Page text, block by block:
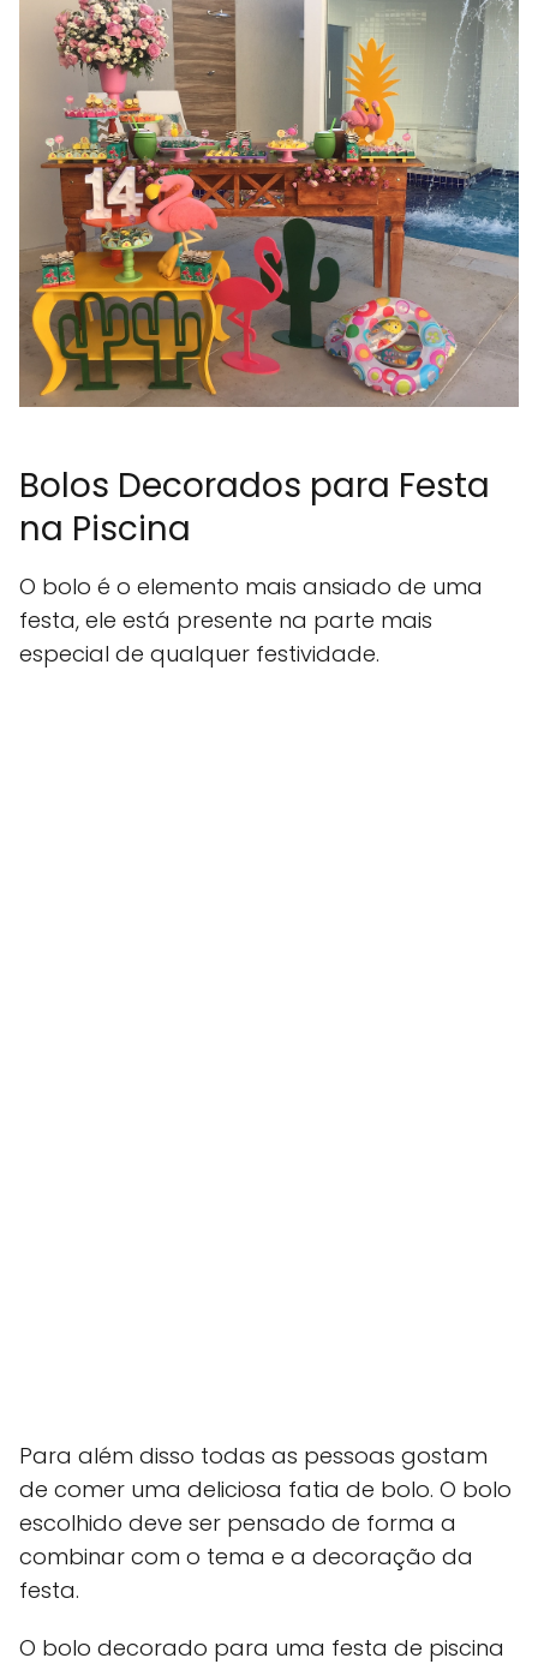
Bolos Decorados para Festa
na Piscina
O bolo é o elemento mais ansiado de uma
festa, ele está presente na parte mais
especial de qualquer festividade.
Para além disso todas as pessoas gostam
de comer uma deliciosa fatia de bolo. O bolo
escolhido deve ser pensado de forma a
combinar com o tema e a decoração da
festa.
O bolo decorado para uma festa de piscina